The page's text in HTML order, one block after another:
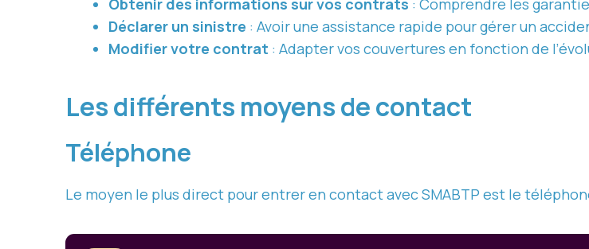
Obtenir des informations sur vos contrats : Comprendre les
Déclarer un sinistre : Avoir une assistance rapide pour gérer un
Modifier votre contrat : Adapter vos couvertures en fonction de
Les différents moyens de contact
Téléphone
Le moyen le plus direct pour entrer en contact avec SMABTP est le